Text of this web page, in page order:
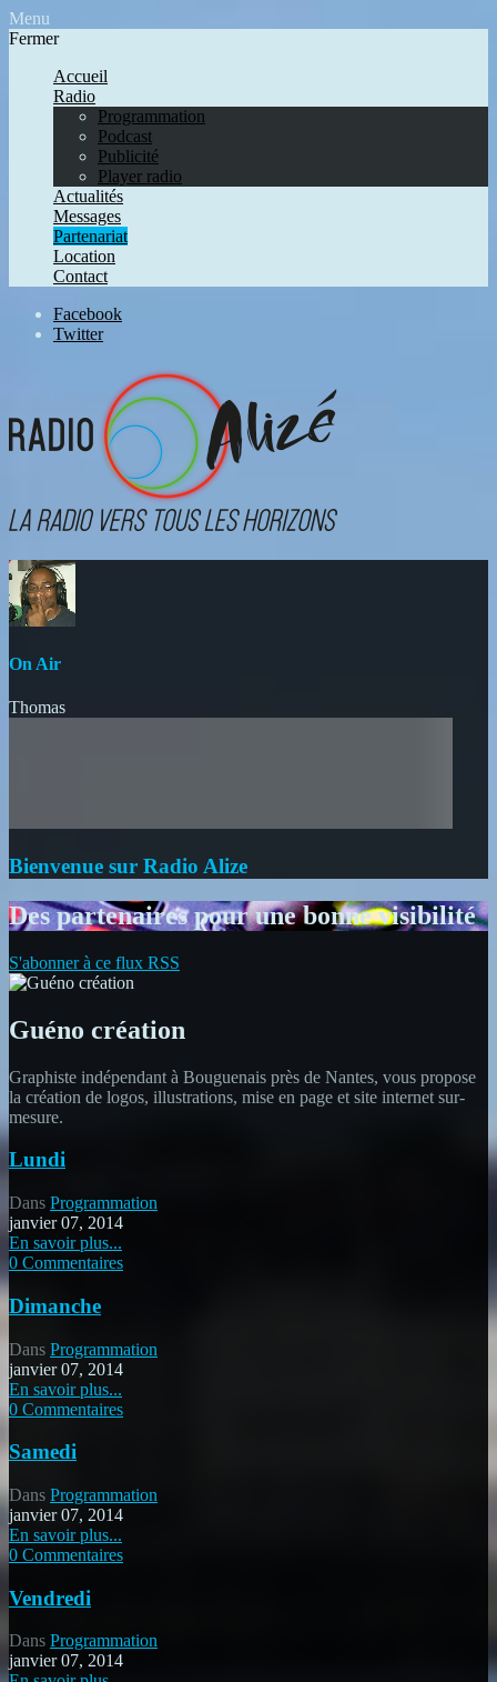
Menu
Fermer
Accueil
Radio
Programmation
Podcast
Publicité
Player radio
Actualités
Messages
Partenariat
Location
Contact
Facebook
Twitter
On Air
Thomas
Bienvenue sur Radio Alize
Des partenaires pour une bonne visibilité
S'abonner à ce flux RSS
Guéno création
Graphiste indépendant à Bouguenais près de Nantes, vous propose
la création de logos, illustrations, mise en page et site internet sur-
mesure.
Lundi
Dans Programmation
janvier 07, 2014
En savoir plus...
0 Commentaires
Dimanche
Dans Programmation
janvier 07, 2014
En savoir plus...
0 Commentaires
Samedi
Dans Programmation
janvier 07, 2014
En savoir plus...
0 Commentaires
Vendredi
Dans Programmation
janvier 07, 2014